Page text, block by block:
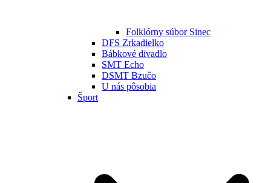
Folklórny súbor Sinec
DFS Zrkadielko
Bábkové divadlo
SMT Echo
DSMT Bzučo
U nás pôsobia
Šport